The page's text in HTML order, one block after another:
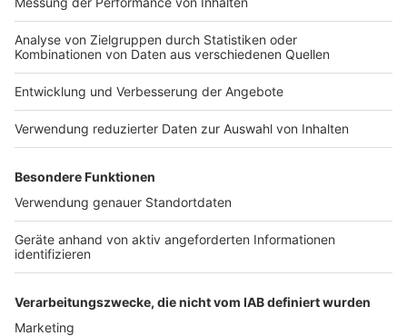
Nutzungsbedingungen
Jobs
Presse
Werben
Archiv
ANTENNE BAYERN GROUP
Stiftung ANTENNE BAYERN
hilft
Teilnahmebedingungen
Kontakt
Studio-Hotline
Verkehrs-Hotline